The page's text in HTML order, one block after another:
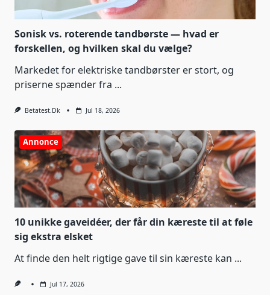
Sonisk vs. roterende tandbørste — hvad er
forskellen, og hvilken skal du vælge?
Markedet for elektriske tandbørster er stort, og
priserne spænder fra ...
Betatest.dk Jul 18, 2026
Annonce
10 unikke gaveidéer, der får din kæreste til at føle
sig ekstra elsket
At finde den helt rigtige gave til sin kæreste kan ...
Jul 17, 2026